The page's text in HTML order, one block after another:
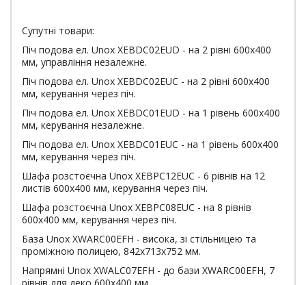
Супутні товари:
Піч подова ел. Unox XEBDC02EUD - на 2 рівні 600х400
мм, управління незалежне.
Піч подова ел. Unox XEBDC02EUС - на 2 рівні 600х400
мм, керування через піч.
Піч подова ел. Unox XEBDC01EUD - на 1 рівень 600х400
мм, керування незалежне.
Піч подова ел. Unox XEBDC01EUС - на 1 рівень 600х400
мм, керування через піч.
Шафа розстоєчна Unox XEBPC12EUC - 6 рівнів на 12
листів 600х400 мм, керування через піч.
Шафа розстоєчна Unox XEBPC08EUC - на 8 рівнів
600х400 мм, керування через піч.
База Unox XWARC00EFH - висока, зі стільницею та
проміжною полицею, 842x713x752 мм.
Напрямні Unox XWALC07EFH - до бази XWARC00EFH, 7